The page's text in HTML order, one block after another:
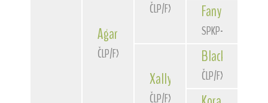
Agar
ČLP/FXD/36376
ČLP/FXD/34172
Xally Star Franke
ČLP/FXD/33625
Fany
SPKP-2560
Black
ČLP/FXD/29797